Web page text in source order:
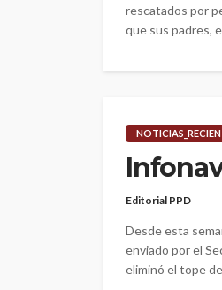
rescatados por
que sus padres,
Editorial PPD
Desde esta
enviado por el
eliminó el tope